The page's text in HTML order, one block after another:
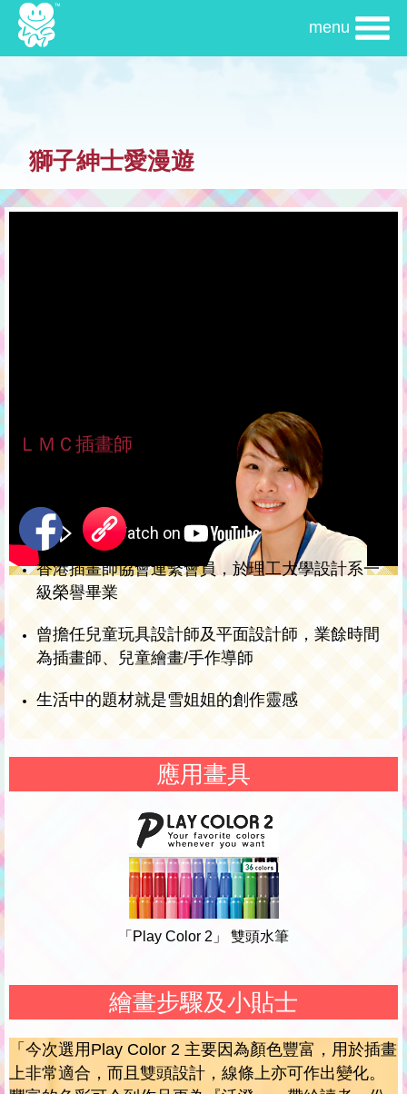
menu
獅子紳士愛漫遊
ＬＭＣ插畫師
香港插畫師協會連繫會員，於理工大學設計系一
級榮譽畢業
曾擔任兒童玩具設計師及平面設計師，業餘時間
為插畫師、兒童繪畫/手作導師
生活中的題材就是雪姐姐的創作靈感
應用畫具
「Play Color 2」 雙頭水筆
繪畫步驟及小貼士
「今次選用Play Color 2 主要因為顏色豐富，用於插畫
上非常適合，而且雙頭設計，線條上亦可作出變化。